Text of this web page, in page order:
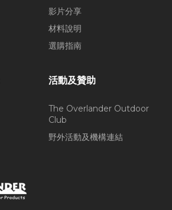
影片分享
材料說明
選購指南
活動及贊助
The Overlander Outdoor
Club
野外活動及機構連結